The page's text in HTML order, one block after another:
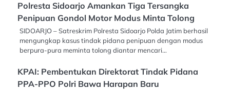
Polresta Sidoarjo Amankan Tiga Tersangka
Penipuan Gondol Motor Modus Minta Tolong
SIDOARJO – Satreskrim Polresta Sidoarjo Polda Jatim berhasil
mengungkap kasus tindak pidana penipuan dengan modus
berpura-pura meminta tolong diantar mencari…
KPAI: Pembentukan Direktorat Tindak Pidana
PPA-PPO Polri Bawa Harapan Baru